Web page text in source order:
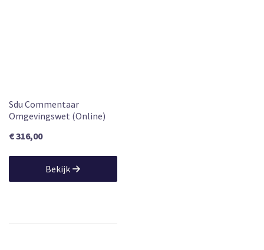
Sdu Commentaar
Omgevingswet (Online)
€ 316,00
Bekijk